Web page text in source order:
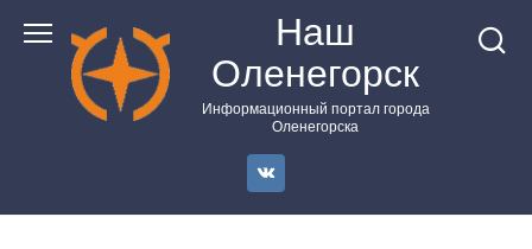
контенту
Наш
Оленегорск
Информационный портал города
Оленегорска